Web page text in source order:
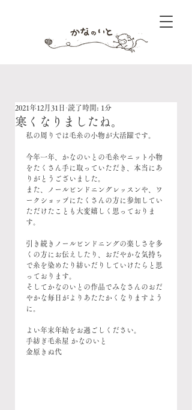
寒くなりましたね。
2021年12月31日 読了時間: 1分
私の周りでは毛糸の小物が大活躍です。
今年一年、かなのいとの毛糸やニット小物
をたくさん手に取っていただき、本当にあ
りがとうございました。
また、ノールビンドニングレッスンや、ワ
ークショップにたくさんの方に参加してい
ただけたことも大変嬉しく思っておりま
す。
引き続きノールビンドニングの楽しさを多
くの方にお伝えしたり、おだやかな気持ち
で糸を染めたり紡いだりしていけたらと思
っております。
そしてかなのいとの作品でみなさんのおだ
やかな毎日がよりあたたかくなりますよう
に。
よい年末年始をお過ごしください。
手紡ぎ毛糸屋 かなのいと
金原きぬ代